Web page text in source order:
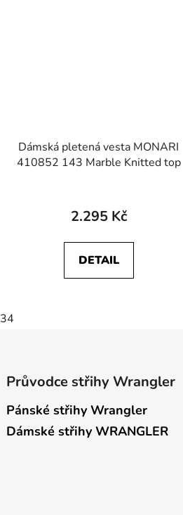
Dámská pletená vesta MONARI
410852 143 Marble Knitted top
2.295 Kč
DETAIL
34
Průvodce střihy Wrangler
Pánské střihy Wrangler
Dámské střihy WRANGLER